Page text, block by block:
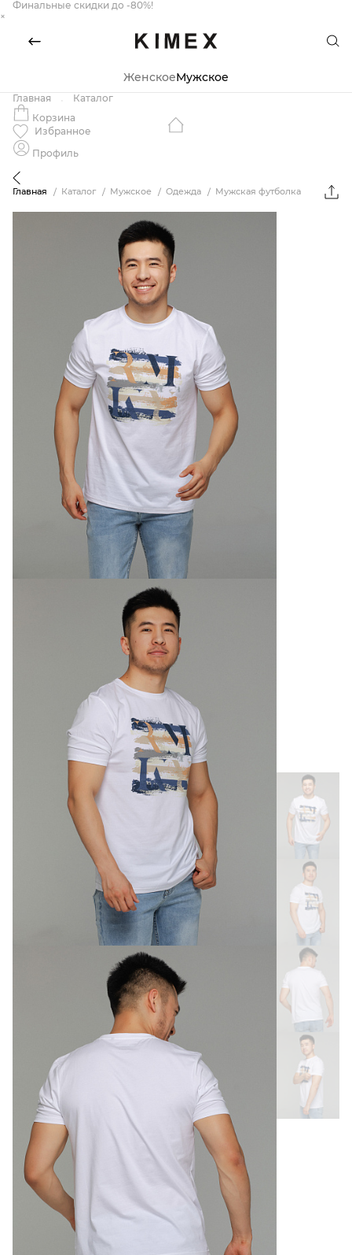
Финальные скидки до -80%!
×
ЖенскоеМужское
Главная
Каталог
Корзина
Избранное
Профиль
Главная Каталог Мужское Одежда Мужская футболка